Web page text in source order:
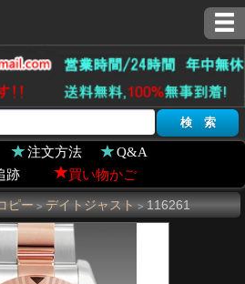
注文方法
Q&A
跡 買い物かご
ピー > デイトジャスト > 116261